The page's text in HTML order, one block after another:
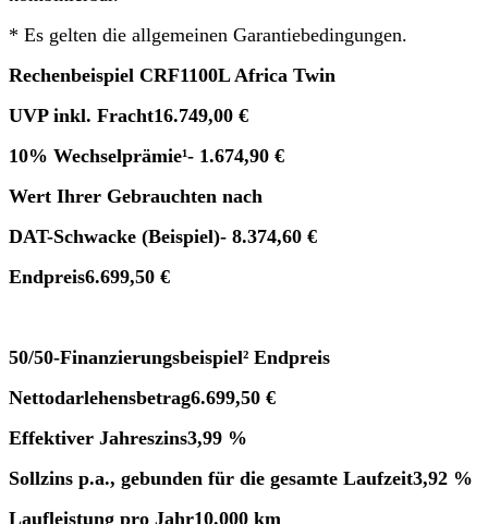
* Es gelten die allgemeinen Garantiebedingungen.
Rechenbeispiel CRF1100L Africa Twin
UVP inkl. Fracht16.749,00 €
10% Wechselprämie¹- 1.674,90 €
Wert Ihrer Gebrauchten nach
DAT-Schwacke (Beispiel)- 8.374,60 €
Endpreis6.699,50 €
50/50-Finanzierungsbeispiel² Endpreis
Nettodarlehensbetrag6.699,50 €
Effektiver Jahreszins3,99 %
Sollzins p.a., gebunden für die gesamte Laufzeit3,92 %
Laufleistung pro Jahr10.000 km